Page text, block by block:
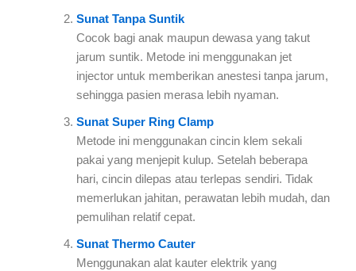
Sunat Tanpa Suntik
Cocok bagi anak maupun dewasa yang takut
jarum suntik. Metode ini menggunakan jet
injector untuk memberikan anestesi tanpa jarum,
sehingga pasien merasa lebih nyaman.
Sunat Super Ring Clamp
Metode ini menggunakan cincin klem sekali
pakai yang menjepit kulup. Setelah beberapa
hari, cincin dilepas atau terlepas sendiri. Tidak
memerlukan jahitan, perawatan lebih mudah, dan
pemulihan relatif cepat.
Sunat Thermo Cauter
Menggunakan alat kauter elektrik yang